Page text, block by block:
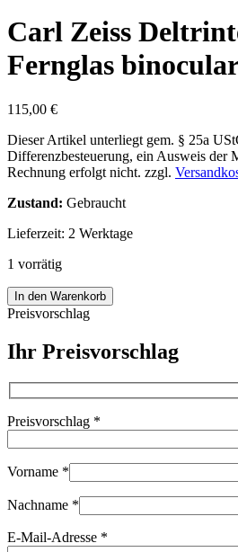
Carl Zeiss
Fernglas
115,00 €
Dieser Artikel unterliegt gem. § 25a
Differenzbesteuerung, ein Ausweis der
Rechnung erfolgt nicht. zzgl.
Zustand: Gebraucht
Lieferzeit: 2 Werktage
1 vorrätig
Carl
Zeiss
8x30
Q1
Menge
In den Warenkorb
Preisvorschlag
Ihr Preisvorschlag
Preisvorschlag *
Vorname *
Nachname *
E-Mail-Adresse *